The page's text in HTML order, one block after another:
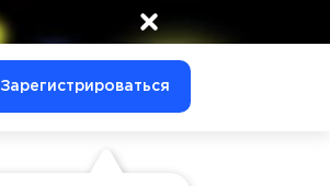
×
Зарегистрироваться